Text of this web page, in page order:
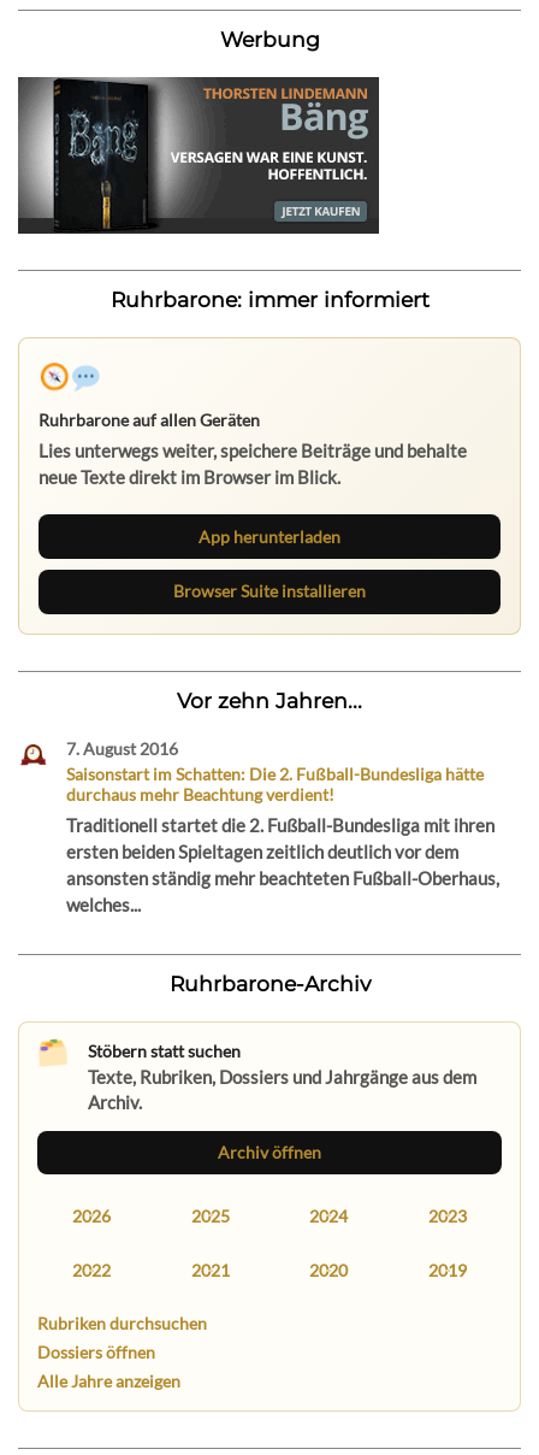
Werbung
Ruhrbarone: immer informiert
Ruhrbarone auf allen Geräten
Lies unterwegs weiter, speichere Beiträge und behalte
neue Texte direkt im Browser im Blick.
App herunterladen
Browser Suite installieren
Vor zehn Jahren...
7. August 2016
Saisonstart im Schatten: Die 2. Fußball-Bundesliga hätte
durchaus mehr Beachtung verdient!
Traditionell startet die 2. Fußball-Bundesliga mit ihren
ersten beiden Spieltagen zeitlich deutlich vor dem
ansonsten ständig mehr beachteten Fußball-Oberhaus,
welches...
Ruhrbarone-Archiv
Stöbern statt suchen
Texte, Rubriken, Dossiers und Jahrgänge aus dem
Archiv.
Archiv öffnen
2026 2025 2024 2023
2022 2021 2020 2019
Rubriken durchsuchen
Dossiers öffnen
Alle Jahre anzeigen